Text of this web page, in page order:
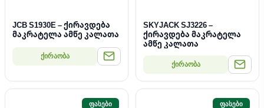
JCB S1930E – ქირავდება
მაკრატელა ამწე კალათა
ქირაობა
SKYJACK SJ3226 –
ქირავდება მაკრატელა
ამწე კალათა
ქირაობა
ᲤᲐᲡᲔᲑᲘ ᲤᲐᲡᲔᲑᲘ